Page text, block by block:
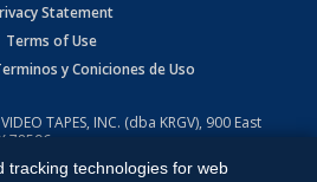
Statement
Terms of Use
y Coniciones de Uso
TAPES, INC. (dba KRGV), 900 East
78596.
by:Ruby Shore Software
tracking technologies for web